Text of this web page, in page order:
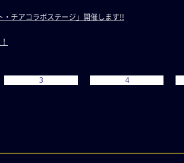
チアコラボステージ」開催します!!
3 4